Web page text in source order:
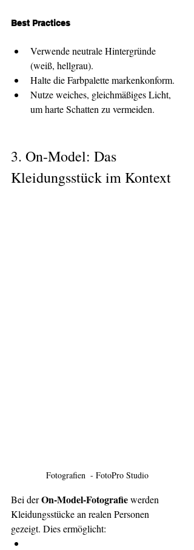
Best Practices
Verwende neutrale Hintergründe
(weiß, hellgrau).
Halte die Farbpalette markenkonform.
Nutze weiches, gleichmäßiges Licht,
um harte Schatten zu vermeiden.
3. On-Model: Das
Kleidungsstück im Kontext
Fotografien  - FotoPro Studio
Bei der On-Model-Fotografie werden
Kleidungsstücke an realen Personen
gezeigt. Dies ermöglicht: